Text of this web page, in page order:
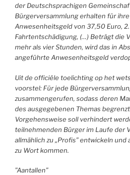
der Deutschsprachigen
Bürgerversammlung erhalten für ihre
Anwesenheitsgeld von 37,50 Euro,
Fahrtentschädigung, (…) Beträgt die
mehr als vier Stunden, wird das in
angeführte Anwesenheitsgeld
Uit de officiële toelichting op het
voorstel: Für jede
zusammengerufen, sodass deren
des ausgegebenen Themas
Vorgehensweise soll verhindert
teilnehmenden Bürger im Laufe der
allmählich zu „Profis” entwickeln
zu Wort kommen.
”Aantallen”